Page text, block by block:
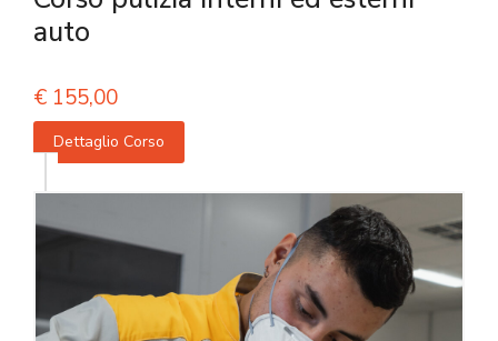
auto
€ 155,00
Dettaglio Corso